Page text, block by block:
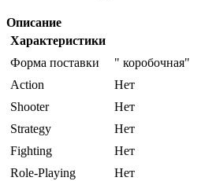
Описание
Характеристики
Форма поставки
" коробочная"
Action
Нет
Shooter
Нет
Strategy
Нет
Fighting
Нет
Role-Playing
Нет